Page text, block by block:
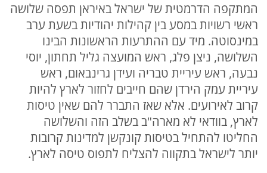
המתקפה הדרמטית של ישראל באיראן תפסה שלושה
ראשי רשויות במסע בין קהילות יהודיות בשעת ערב
במינסוטה. מיד עם ההתרעות הראשונות הבינו
השלושה, ניצן פלג, ראש המועצה גליל תחתון, יוסי
נבעה, ראש עיריית טבריה ועידן גרינבאום, ראש
עיריית עמק הירדן שהם חייבים לחזור לארץ להיות
קרוב לאירועים. אלא שאז התברר להם שאין טיסות
לארץ, בוודאי לא מארה"ב בשלב הזה והשלושה
החליטו להתחיל בטיסות קונקשן למדינות קרובות
יותר לישראל בתקווה להצליח לתפוס טיסה לארץ.